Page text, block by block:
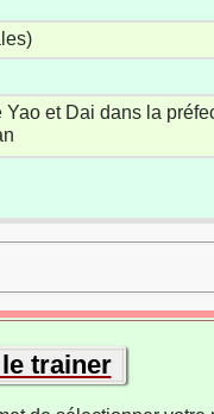
et Dai dans la
trainer